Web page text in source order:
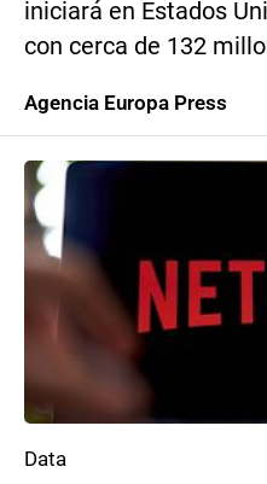
iniciará en Estados
con cerca de 132
Agencia Europa Press
Data